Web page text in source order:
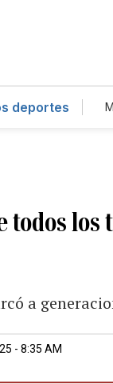
deportes
todos
a
- 8:35 AM